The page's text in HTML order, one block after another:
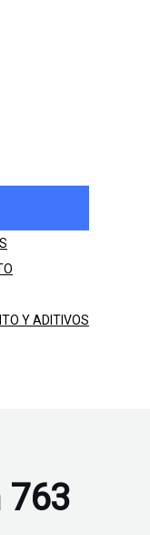
Y ADITIVOS
763